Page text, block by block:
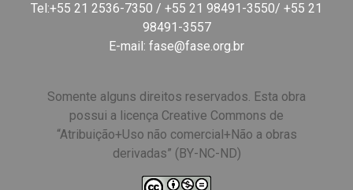
Tel:+55 21 2536-7350 / +55 21 98491-3550/ +55 21
98491-3557
E-mail: fase@fase.org.br
Somente alguns direitos reservados. Esta obra
possui a licença Creative Commons de
“Atribuição+Uso não comercial+Não a obras
derivadas” (BY-NC-ND)